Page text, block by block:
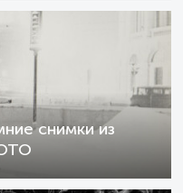
снимки из